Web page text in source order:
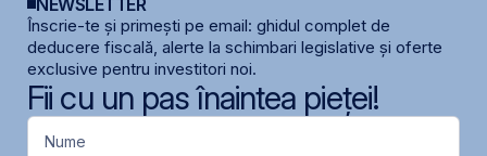
NEWSLETTER
Înscrie-te și primești pe email: ghidul complet de
deducere fiscală, alerte la schimbari legislative și oferte
exclusive pentru investitori noi.
Fii cu un pas înaintea pieței!
Nume